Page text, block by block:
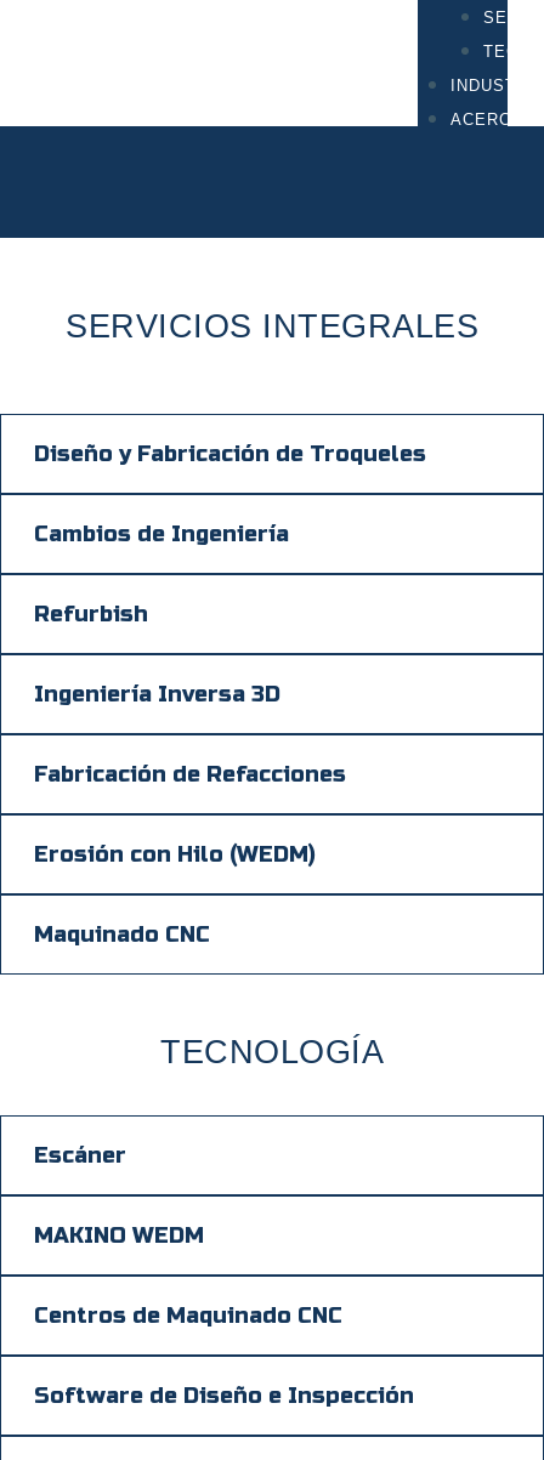
ACERCA
SERVICIOS INTEGRALES
Diseño y Fabricación de Troqueles
Cambios de Ingeniería
Refurbish
Ingeniería Inversa 3D
Fabricación de Refacciones
Erosión con Hilo (WEDM)
Maquinado CNC
TECNOLOGÍA
Escáner
MAKINO WEDM
Centros de Maquinado CNC
Software de Diseño e Inspección